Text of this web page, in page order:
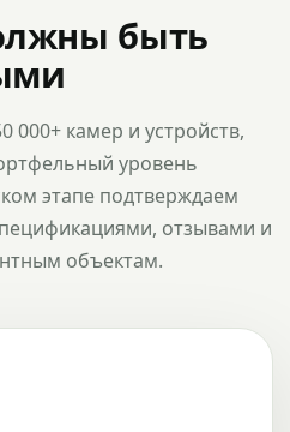
быть
000+ камер и устройств,
уровень
этапе подтверждаем
отзывами и
объектам.